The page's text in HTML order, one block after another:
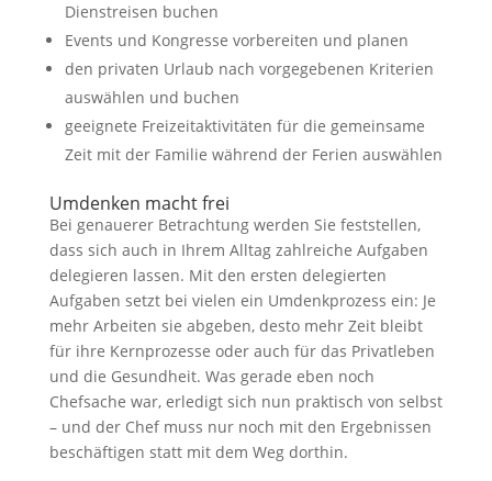
Dienstreisen buchen
Events und Kongresse vorbereiten und planen
den privaten Urlaub nach vorgegebenen Kriterien
auswählen und buchen
geeignete Freizeitaktivitäten für die gemeinsame
Zeit mit der Familie während der Ferien auswählen
Umdenken macht frei
Bei genauerer Betrachtung werden Sie feststellen,
dass sich auch in Ihrem Alltag zahlreiche Aufgaben
delegieren lassen. Mit den ersten delegierten
Aufgaben setzt bei vielen ein Umdenkprozess ein: Je
mehr Arbeiten sie abgeben, desto mehr Zeit bleibt
für ihre Kernprozesse oder auch für das Privatleben
und die Gesundheit. Was gerade eben noch
Chefsache war, erledigt sich nun praktisch von selbst
– und der Chef muss nur noch mit den Ergebnissen
beschäftigen statt mit dem Weg dorthin.